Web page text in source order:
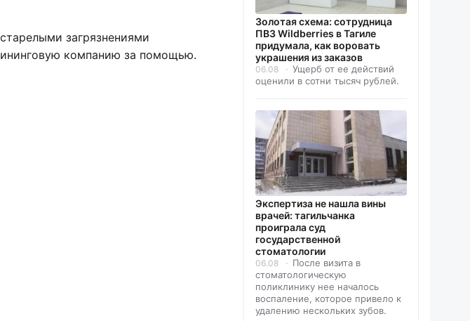
загрязнениями
компанию за помощью.
Золотая схема: сотрудница
ПВЗ Wildberries в Тагиле
придумала, как воровать
украшения из заказов
06.08
Ущерб от ее действий
оценили в сотни тысяч рублей.
Экспертиза не нашла вины
врачей: тагильчанка
проиграла суд
государственной
стоматологии
06.08
После визита в
стоматологическую
поликлинику нее началось
воспаление, которое привело к
удалению нескольких зубов.